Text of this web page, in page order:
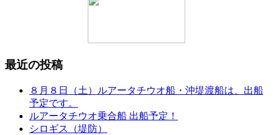
最近の投稿
８月８日（土）ルアータチウオ船・沖堤渡船は、出船
予定です。
ルアータチウオ乗合船 出船予定！
シロギス（堤防）